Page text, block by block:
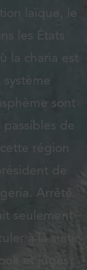
laïque, le
les États
la charia est
sont
passibles de
région
de
Arrêté
seulement
à la suite
et jugés